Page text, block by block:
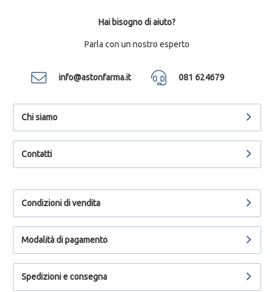
Hai bisogno di aiuto?
Parla con un nostro esperto
info@astonfarma.it 081 624679
Chi siamo
Contatti
Condizioni di vendita
Modalità di pagamento
Spedizioni e consegna